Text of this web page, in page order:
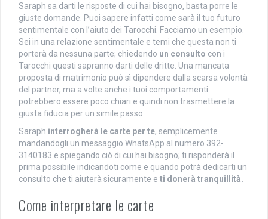
Saraph sa darti le risposte di cui hai bisogno, basta porre le
giuste domande. Puoi sapere infatti come sarà il tuo futuro
sentimentale con l’aiuto dei Tarocchi. Facciamo un esempio.
Sei in una relazione sentimentale e temi che questa non ti
porterà da nessuna parte; chiedendo un consulto con i
Tarocchi questi sapranno darti delle dritte. Una mancata
proposta di matrimonio può sì dipendere dalla scarsa volontà
del partner, ma a volte anche i tuoi comportamenti
potrebbero essere poco chiari e quindi non trasmettere la
giusta fiducia per un simile passo.
Saraph interrogherà le carte per te, semplicemente
mandandogli un messaggio WhatsApp al numero 392-
3140183 e spiegando ciò di cui hai bisogno; ti risponderà il
prima possibile indicandoti come e quando potrà dedicarti un
consulto che ti aiuterà sicuramente e ti donerà tranquillità.
Come interpretare le carte